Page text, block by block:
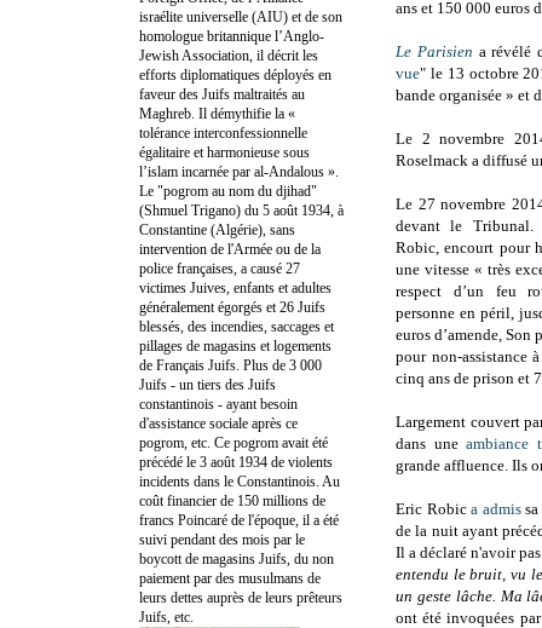
ans et 150 000 euros
Le Parisien a révélé
vue" le 13 octobre
bande organisée » et
Le 2 novembre
Roselmack a diffusé
Le 27 novembre
devant le Tribunal.
Robic, encourt pour
une vitesse « très
respect d’un feu
personne en péril,
euros d’amende, Son
pour non-assistance
cinq ans de prison et
Largement couvert
dans uneambiance
grande affluence. Ils
Eric Robica admissa
de la nuit ayant
Il a déclaré n'avoir
entendu le bruit, vu
un geste lâche. Ma
ont été invoquées
israélite universelle (AIU) et de son
homologue britannique l’Anglo-
Jewish Association, il décrit les
efforts diplomatiques déployés en
faveur des Juifs maltraités au
Maghreb. Il démythifie la «
tolérance interconfessionnelle
égalitaire et harmonieuse sous
l’islam incarnée par al-Andalous ».
Le "pogrom au nom du djihad"
(Shmuel Trigano) du 5 août 1934, à
Constantine (Algérie), sans
intervention de l'Armée ou de la
police françaises, a causé 27
victimes Juives, enfants et adultes
généralement égorgés et 26 Juifs
blessés, des incendies, saccages et
pillages de magasins et logements
de Français Juifs. Plus de 3 000
Juifs - un tiers des Juifs
constantinois - ayant besoin
d'assistance sociale après ce
pogrom, etc. Ce pogrom avait été
précédé le 3 août 1934 de violents
incidents dans le Constantinois. Au
coût financier de 150 millions de
francs Poincaré de l'époque, il a été
suivi pendant des mois par le
boycott de magasins Juifs, du non
paiement par des musulmans de
leurs dettes auprès de leurs prêteurs
Juifs, etc.